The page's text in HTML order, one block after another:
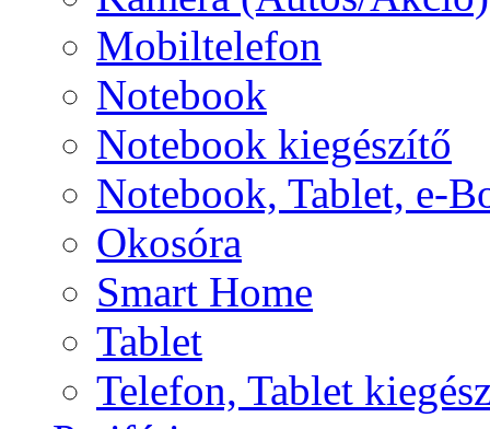
Mobiltelefon
Notebook
Notebook kiegészítő
Notebook, Tablet, e-
Okosóra
Smart Home
Tablet
Telefon, Tablet